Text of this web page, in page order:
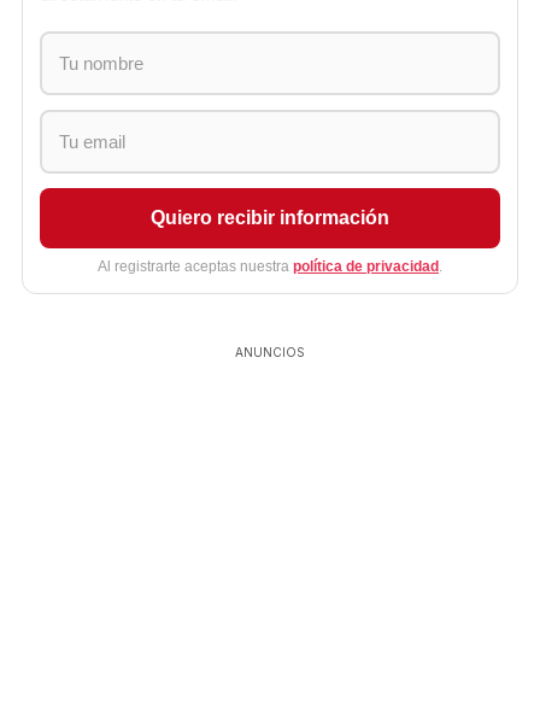
Quiero recibir información
Al registrarte aceptas nuestra política de privacidad .
ANUNCIOS